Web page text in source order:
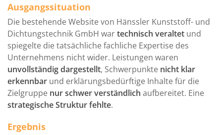
Die Zusammenarbeit mit der Agentur sun
concept hat sich für uns sehr gelohnt. Dank ihrer
Expertise im Bereich Social Recruiting konnten wir
unsere Zielgruppe effizienter erreichen und
offene Fachkräfte-Stellen besetzen. Das Team von
sun concept hat uns mit ihren innovativen und
wirkungsvollen Lösungen überzeugt. Wir
schätzen ihre Professionalität das Engagement
und das Know-how, das sie in jedes Projekt
Mehr anzeigen
Martin Zimmer
Geschäftsführer, Lebenshilfe Speyer
Ausgangssituation
Die bestehende Website von Hänssler Kunststoff- und
Dichtungstechnik GmbH wartechnisch veraltet und
spiegelte die tatsächliche fachliche Expertise des
Unternehmens nicht wider. Leistungen waren
unvollständig dargestellt, Schwerpunkte nicht klar
erkennbar und erklärungsbedürftige Inhalte für die
Zielgruppe nur schwer verständlich aufbereitet. Eine
strategische Struktur fehlte.
Ergebnis